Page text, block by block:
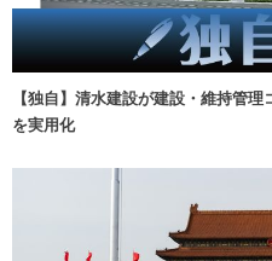
【独自】清水建設が建設・維持管
を実用化